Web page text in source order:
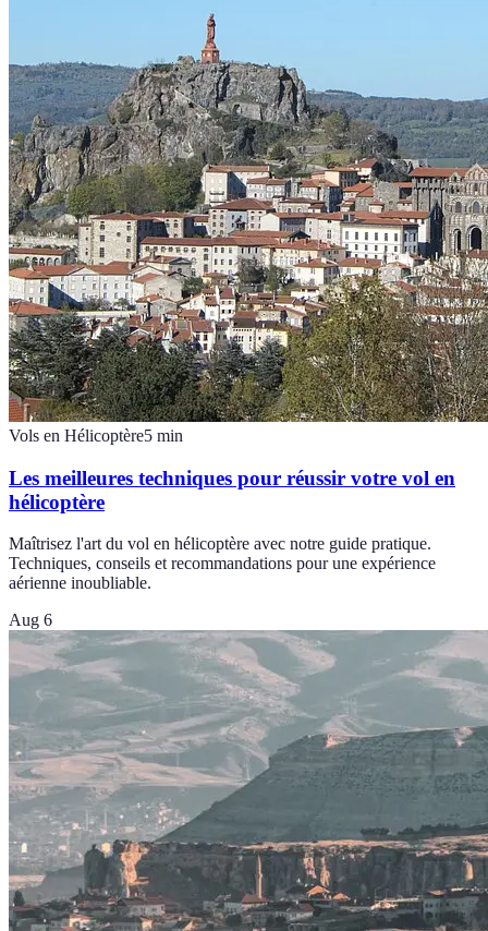
Vols en Hélicoptère5 min
Les meilleures techniques pour réussir votre vol en
hélicoptère
Maîtrisez l'art du vol en hélicoptère avec notre guide pratique.
Techniques, conseils et recommandations pour une expérience
aérienne inoubliable.
Aug 6